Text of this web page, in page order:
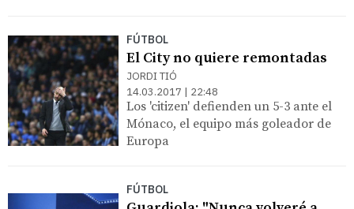
FÚTBOL
El City no quiere remontadas
JORDI TIÓ
14.03.2017 | 22:48
Los 'citizen' defienden un 5-3 ante el
Mónaco, el equipo más goleador de
Europa
FÚTBOL